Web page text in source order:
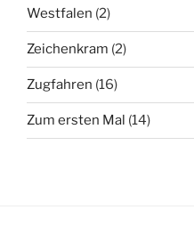
Westfalen (2)
Zeichenkram (2)
Zugfahren (16)
Zum ersten Mal (14)